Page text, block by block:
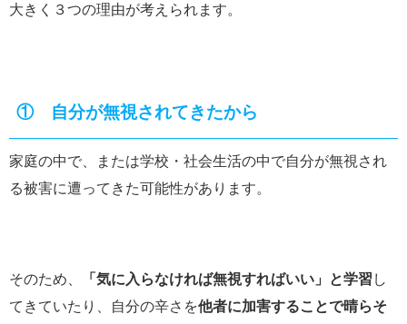
大きく３つの理由が考えられます。
① 自分が無視されてきたから
家庭の中で、または学校・社会生活の中で自分が無視され
る被害に遭ってきた可能性があります。
そのため、 「気に入らなければ無視すればいい」と学習 し
てきていたり、自分の辛さを他者に加害することで晴らそ